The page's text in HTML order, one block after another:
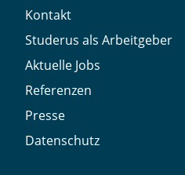
Kontakt
Studerus als Arbeitgeber
Aktuelle Jobs
Referenzen
Presse
Datenschutz